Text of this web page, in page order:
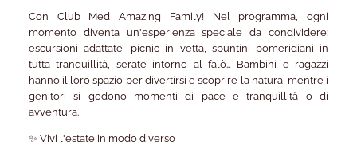
Con Club Med Amazing Family! Nel programma, ogni
momento diventa un'esperienza speciale da condividere:
escursioni adattate, picnic in vetta, spuntini pomeridiani in
tutta tranquillità, serate intorno al falò… Bambini e ragazzi
hanno il loro spazio per divertirsi e scoprire la natura, mentre i
genitori si godono momenti di pace e tranquillità o di
avventura.
✨ Vivi l'estate in modo diverso